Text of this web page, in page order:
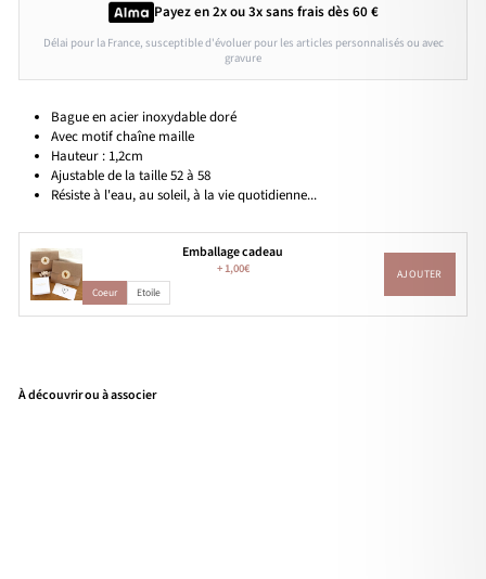
Payez en 2x ou 3xsans fraisdès 60 €
Délai pour la France, susceptible d'évoluer pour les articles personnalisés ou avec
gravure
Bague en acier inoxydable doré
Avec motif chaîne maille
Hauteur : 1,2cm
Ajustable de la taille 52 à 58
Résiste à l'eau, au soleil, à la vie quotidienne...
Emballage cadeau
+1,00€
Coeur Etoile
AJOUTER
À découvrir ou à associer